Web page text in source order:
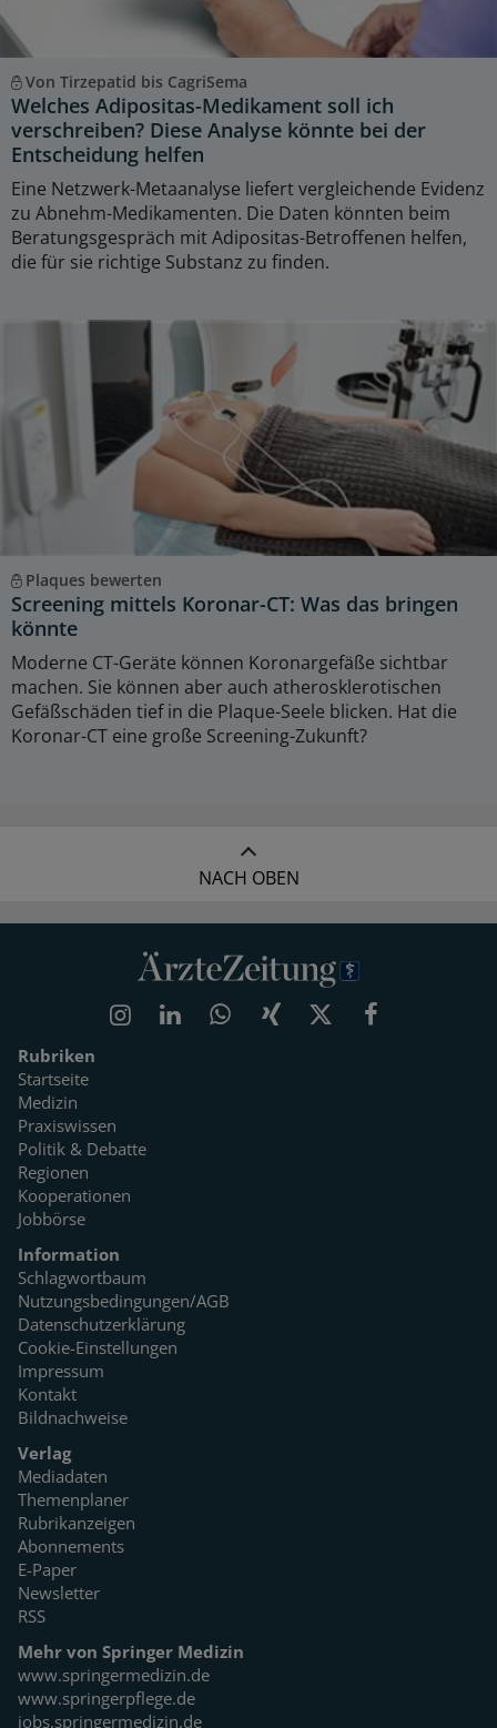
Von Tirzepatid bis CagriSema
Welches Adipositas-Medikament soll ich
verschreiben? Diese Analyse könnte bei der
Entscheidung helfen
Eine Netzwerk-Metaanalyse liefert vergleichende Evidenz
zu Abnehm-Medikamenten. Die Daten könnten beim
Beratungsgespräch mit Adipositas-Betroffenen helfen,
die für sie richtige Substanz zu finden.
Plaques bewerten
Screening mittels Koronar-CT: Was das bringen
könnte
Moderne CT-Geräte können Koronargefäße sichtbar
machen. Sie können aber auch atherosklerotischen
Gefäßschäden tief in die Plaque-Seele blicken. Hat die
Koronar-CT eine große Screening-Zukunft?
NACH OBEN
Rubriken
Startseite
Medizin
Praxiswissen
Politik & Debatte
Regionen
Kooperationen
Jobbörse
Information
Schlagwortbaum
Nutzungsbedingungen/AGB
Datenschutzerklärung
Cookie-Einstellungen
Impressum
Kontakt
Bildnachweise
Verlag
Mediadaten
Themenplaner
Rubrikanzeigen
Abonnements
E-Paper
Newsletter
RSS
Mehr von Springer Medizin
www.springermedizin.de
www.springerpflege.de
jobs.springermedizin.de